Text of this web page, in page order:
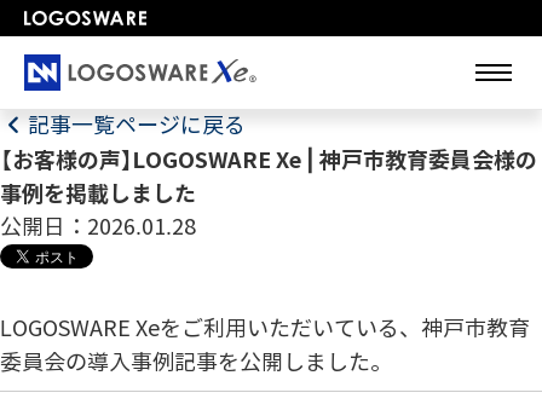
記事一覧ページに戻る
【お客様の声】LOGOSWARE Xe | 神戸市教育委員会様の
事例を掲載しました
公開日：2026.01.28
LOGOSWARE Xeをご利用いただいている、神戸市教育
委員会の導入事例記事を公開しました。